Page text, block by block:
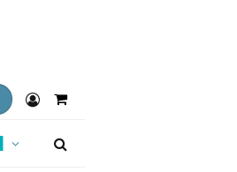
Shopping